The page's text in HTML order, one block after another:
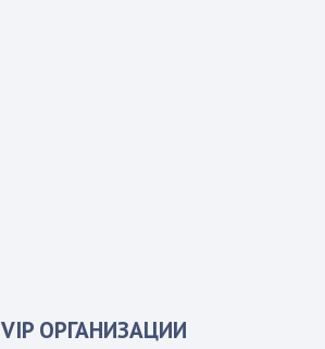
VIP ОРГАНИЗАЦИИ